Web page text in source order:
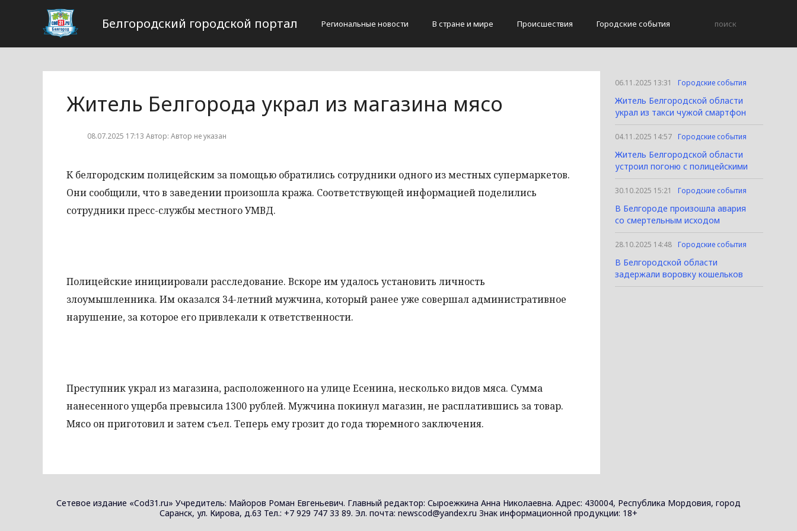
Белгородский городской портал Региональные новости В стране и мире Происшествия Городские события
Житель Белгорода украл из магазина мясо
08.07.2025 17:13 Автор: Автор не указан
К белгородским полицейским за помощью обратились сотрудники одного из местных супермаркетов.
Они сообщили, что в заведении произошла кража. Соответствующей информацией поделились
сотрудники пресс-службы местного УМВД.
Полицейские инициировали расследование. Вскоре им удалось установить личность
злоумышленника. Им оказался 34-летний мужчина, который ранее уже совершал административное
нарушение, за которое его привлекали к ответственности.
Преступник украл из магазина, расположенного на улице Есенина, несколько видов мяса. Сумма
нанесенного ущерба превысила 1300 рублей. Мужчина покинул магазин, не расплатившись за товар.
Мясо он приготовил и затем съел. Теперь ему грозит до года тюремного заключения.
06.11.2025 13:31 Городские события
Житель Белгородской области
украл из такси чужой смартфон
04.11.2025 14:57 Городские события
Житель Белгородской области
устроил погоню с полицейскими
30.10.2025 15:21 Городские события
В Белгороде произошла авария
со смертельным исходом
28.10.2025 14:48 Городские события
В Белгородской области
задержали воровку кошельков
Сетевое издание «Cod31.ru» Учредитель: Майоров Роман Евгеньевич. Главный редактор: Сыроежкина Анна Николаевна. Адрес: 430004, Республика Мордовия, город
Саранск, ул. Кирова, д.63 Тел.: +7 929 747 33 89. Эл. почта: newscod@yandex.ru Знак информационной продукции: 18+